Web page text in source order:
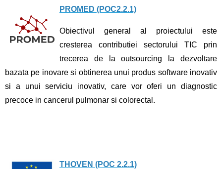
PROMED (POC2.2.1)
Obiectivul general al proiectului este
cresterea contributiei sectorului TIC prin
trecerea de la outsourcing la dezvoltare
bazata pe inovare si obtinerea unui produs software inovativ
si a unui serviciu inovativ, care vor oferi un diagnostic
precoce in cancerul pulmonar si colorectal.
THOVEN (POC 2.2.1)